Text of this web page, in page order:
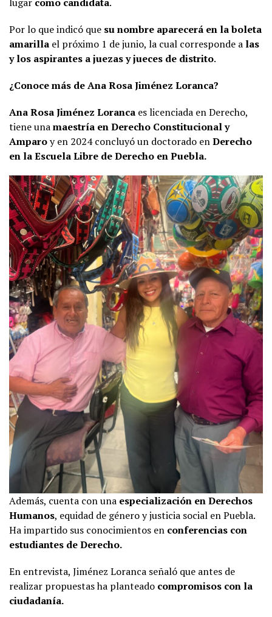
Por lo que indicó que su nombre aparecerá en la boleta
amarilla el próximo 1 de junio, la cual corresponde a las
y los aspirantes a juezas y jueces de distrito.
¿Conoce más de Ana Rosa Jiménez Loranca?
Ana Rosa Jiménez Loranca es licenciada en Derecho,
tiene unamaestría en Derecho Constitucional y
Amparoy en 2024 concluyó un doctorado enDerecho
en la Escuela Libre de Derecho en Puebla.
Además, cuenta con una especialización en Derechos
Humanos, equidad de género y justicia social en Puebla.
Ha impartido sus conocimientos en conferencias con
estudiantes de Derecho.
En entrevista, Jiménez Loranca señaló que antes de
realizar propuestas ha planteado compromisos con la
ciudadanía.